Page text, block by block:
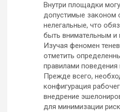
Внутри площадки
допустимые законом
нелегальные, что
быть внимательным и
Изучая феномен
отметить
правилами
Прежде всего,
конфигурация
внедрение
для минимизации